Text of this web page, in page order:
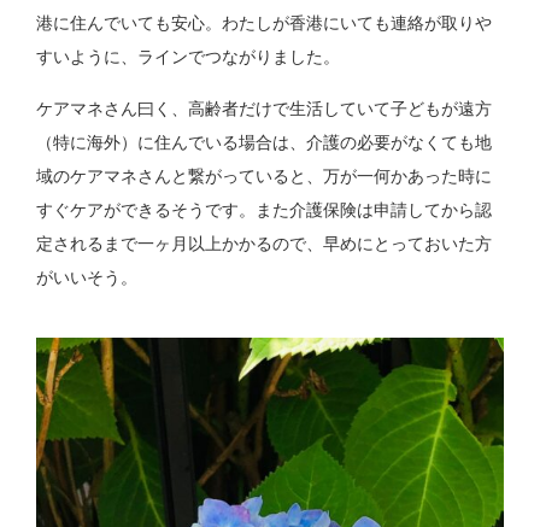
港に住んでいても安心。わたしが香港にいても連絡が取りや
すいように、ラインでつながりました。
ケアマネさん曰く、高齢者だけで生活していて子どもが遠方
（特に海外）に住んでいる場合は、介護の必要がなくても地
域のケアマネさんと繋がっていると、万が一何かあった時に
すぐケアができるそうです。また介護保険は申請してから認
定されるまで一ヶ月以上かかるので、早めにとっておいた方
がいいそう。